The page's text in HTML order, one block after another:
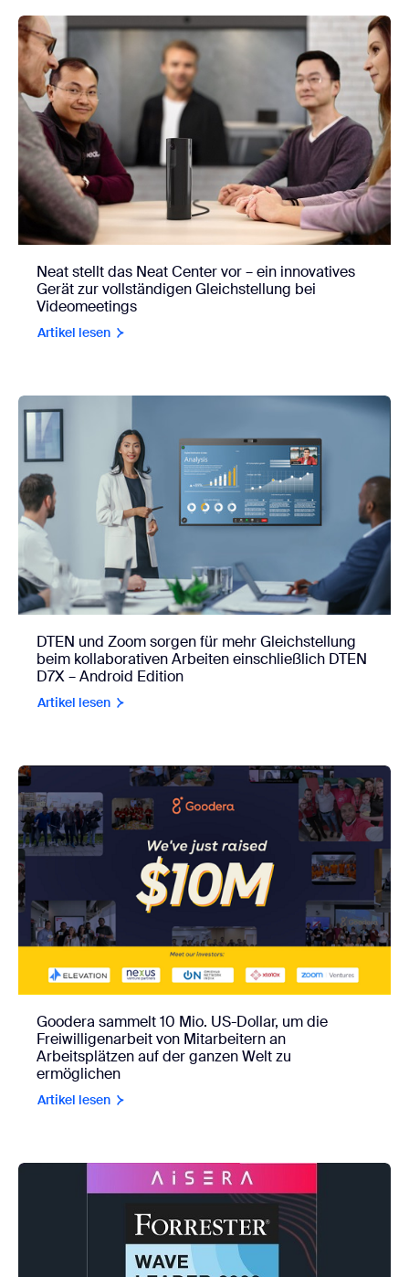
Neat stellt das Neat Center vor – ein innovatives
Gerät zur vollständigen Gleichstellung bei
Videomeetings
Artikel lesen
DTEN und Zoom sorgen für mehr Gleichstellung
beim kollaborativen Arbeiten einschließlich DTEN
D7X – Android Edition
Artikel lesen
Goodera sammelt 10 Mio. US-Dollar, um die
Freiwilligenarbeit von Mitarbeitern an
Arbeitsplätzen auf der ganzen Welt zu
ermöglichen
Artikel lesen